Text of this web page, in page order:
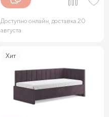
Доступно онлайн, доставка 20
августа
Хит